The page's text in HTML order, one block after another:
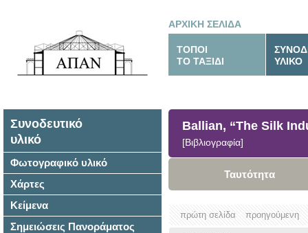
ΑΡΧΙΚΗ ΣΕΛΙΔΑ
ΤΟΠΟΙ
ΤΟ ΤΑΞΙΔΙ
ΥΛΙΚΟ
Συνοδευτικό
υλικό
Φωτογραφικό υλικό
Χάρτες
Κείμενα
Σημειώσεις Πανοράματος
Ballian, “The Silk
[Βιβλιογραφία]
Ταυτότητα
πρώτη σελίδα προηγούμενη